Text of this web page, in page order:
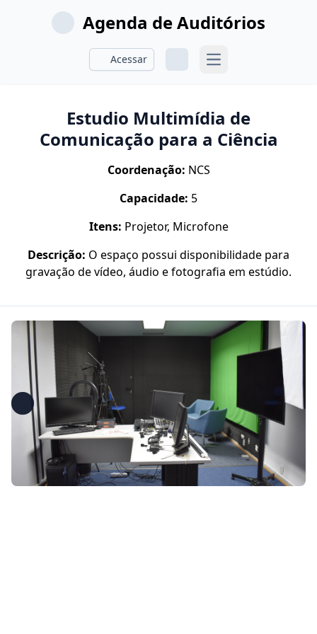
Agenda de Auditórios
Acessar
Estudio Multimídia de
Comunicação para a Ciência
Coordenação: NCS
Capacidade: 5
Itens: Projetor, Microfone
Descrição: O espaço possui disponibilidade para
gravação de vídeo, áudio e fotografia em estúdio.